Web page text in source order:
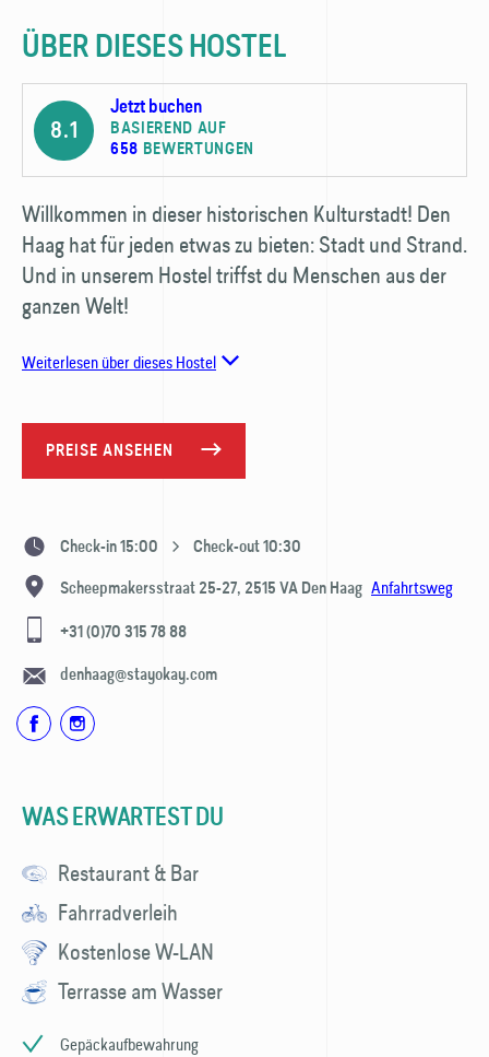
ÜBER DIESES HOSTEL
8.1
Jetzt buchen
BASIEREND AUF
658 BEWERTUNGEN
Willkommen in dieser historischen Kulturstadt! Den
Haag hat für jeden etwas zu bieten: Stadt und Strand.
Und in unserem Hostel triffst du Menschen aus der
ganzen Welt!
Weiterlesen über dieses Hostel
PREISE ANSEHEN
Check-in 15:00 Check-out 10:30
Scheepmakersstraat 25-27, 2515 VA Den Haag Anfahrtsweg
+31 (0)70 315 78 88
denhaag@stayokay.com
WAS ERWARTEST DU
Restaurant & Bar
Fahrradverleih
Kostenlose W-LAN
Terrasse am Wasser
Gepäckaufbewahrung